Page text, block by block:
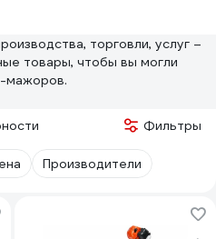
торговли, услуг –
товары, чтобы вы могли
мажоров.
придется долго ждать
Фильтры
Производители